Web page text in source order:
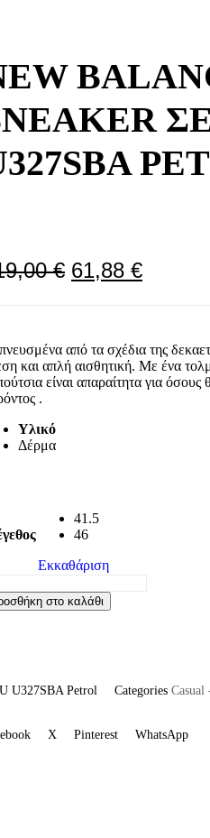
€ 61,88 €
από τα σχέδια της
και απλή αισθητική. Με ένα
είναι απαραίτητα για
.
Υλικό
Δέρμα
41.5
46
Εκκαθάριση
στο καλάθι
U327SBA Petrol Categories Casual
X Pinterest WhatsApp